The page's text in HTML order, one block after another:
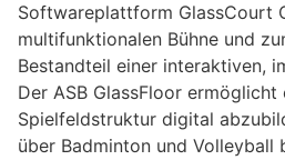
Softwareplattform GlassCourt
multifunktionalen Bühne und
Bestandteil einer interaktiven,
Der ASB GlassFloor
Spielfeldstruktur digital
über Badminton und Volleyball